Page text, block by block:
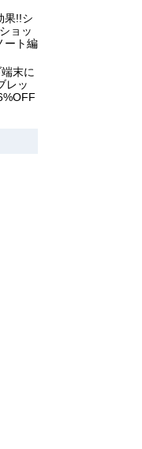
果!!シ
ョッ
ート編
末に
レッ